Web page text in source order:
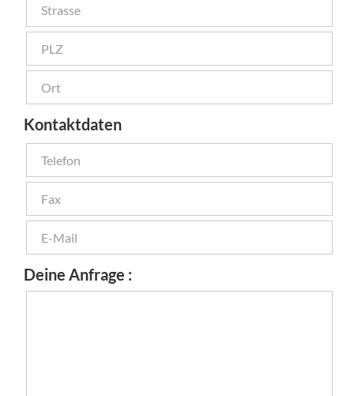
Kontaktdaten
Deine Anfrage :